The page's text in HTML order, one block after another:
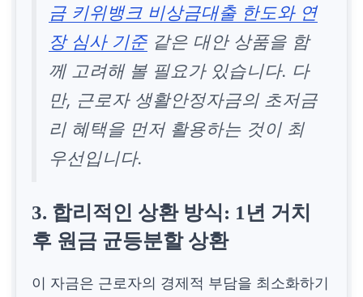
금 키위뱅크 비상금대출 한도와 연
장 심사 기준같은 대안 상품을 함
께 고려해 볼 필요가 있습니다. 다
만, 근로자 생활안정자금의 초저금
리 혜택을 먼저 활용하는 것이 최
우선입니다.
3. 합리적인 상환 방식: 1년 거치
후 원금 균등분할 상환
이 자금은 근로자의 경제적 부담을 최소화하기